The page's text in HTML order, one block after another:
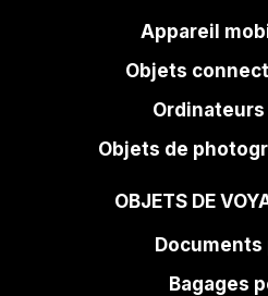
Appareil
Objets
Objets de
OBJETS DE
Documents
Bagages